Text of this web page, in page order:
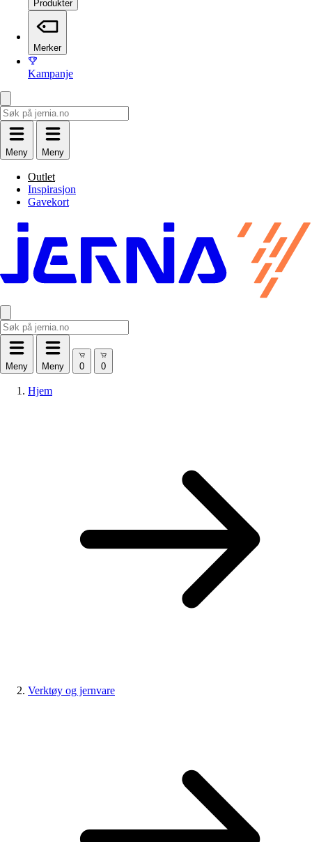
Produkter
Merker
Kampanje
Meny Meny
Outlet
Inspirasjon
Gavekort
Meny Meny
Hjem
Verktøy og jernvare